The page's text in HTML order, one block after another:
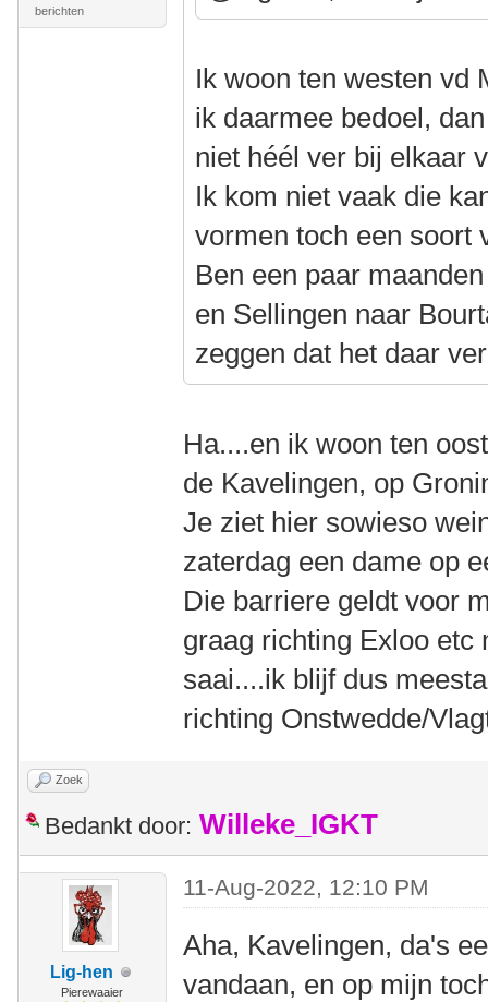
berichten
Ik woon ten westen vd
ik daarmee bedoel,
niet héél ver bij elkaar
Ik kom niet vaak die
vormen toch een soort
Ben een paar
en Sellingen naar
zeggen dat het daar
Ha....en ik woon ten
de Kavelingen, op
Je ziet hier sowieso
zaterdag een dame op
Die barriere geldt voor
graag richting Exloo etc
saai....ik blijf dus
richting Onstwedde/
Zoek
Bedankt door: Willeke_IGKT
Lig-hen
Pierewaaier
11-Aug-2022, 12:10 PM
Aha, Kavelingen, da's
vandaan, en op mijn